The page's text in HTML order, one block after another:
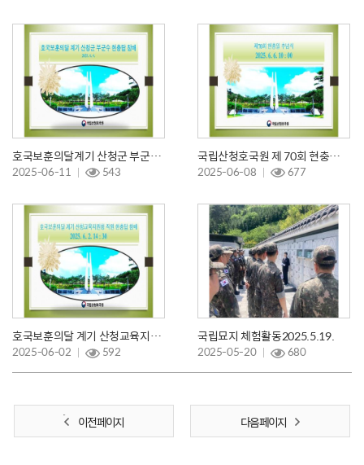
호국보훈의달계기 산청군 부군수 현충탑 참배 6.4.
2025-06-11 543
국립산청호국원 제 70회 현충일 추념식
2025-06-08 677
호국보훈의달 계기 산청교육지원청 현충탑 참배
2025-06-02 592
국립묘지 체험활동2025.5.19.
2025-05-20 680
이전 페이지 다음 페이지